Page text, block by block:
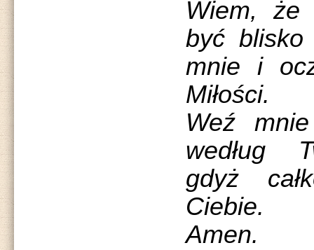
Wiem, że
być blisko
mnie i
Miłości.
Weź
według
gdyż
Ciebie.
Amen.